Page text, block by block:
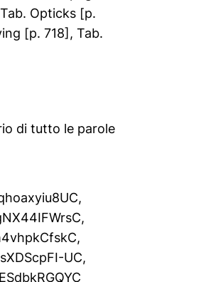
Opticks [p.
[p. 718], Tab.
di tutto le parole
,
,
,
UC,